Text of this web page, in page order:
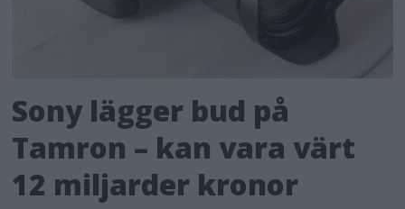
Sony lägger bud på
Tamron – kan vara värt
12 miljarder kronor